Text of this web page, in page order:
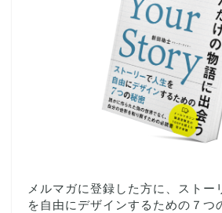
メルマガに登録した方に、ストー
を自由にデザインするための７つ